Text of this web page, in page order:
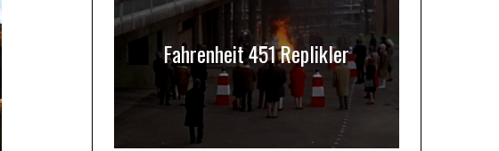
Fahrenheit 451 Replikler